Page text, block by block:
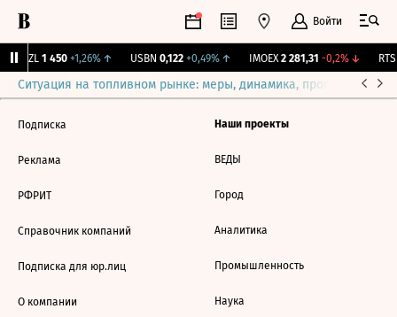
Войти
BRZL 1 450 +1,26%↑ USBN 0,122 +0,49%↑ IMOEX 2 281,31 -0,2%↓ RTSI
Ситуация на топливном рынке: меры, динамика, прогнозы
Подписка
Реклама
РФРИТ
Справочник компаний
Подписка для юр.лиц
О компании
Наши проекты
ВЕДЫ
Город
Аналитика
Промышленность
Наука